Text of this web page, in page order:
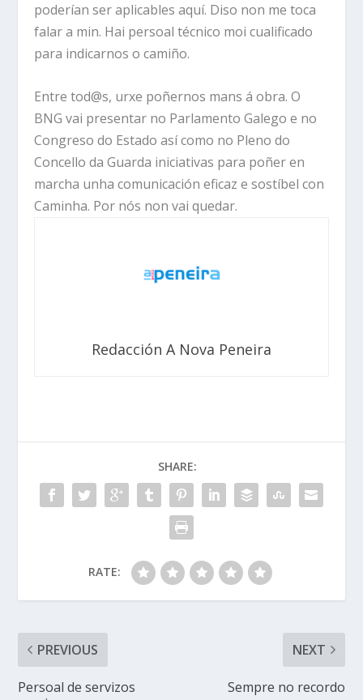
poderían ser aplicables aquí. Diso non me toca
falar a min. Hai persoal técnico moi cualificado
para indicarnos o camiño.
Entre tod@s, urxe poñernos mans á obra. O
BNG vai presentar no Parlamento Galego e no
Congreso do Estado así como no Pleno do
Concello da Guarda iniciativas para poñer en
marcha unha comunicación eficaz e sostíbel con
Caminha. Por nós non vai quedar.
Redacción A Nova Peneira
SHARE:
RATE:
PREVIOUS
Persoal de servizos
NEXT
Sempre no recordo